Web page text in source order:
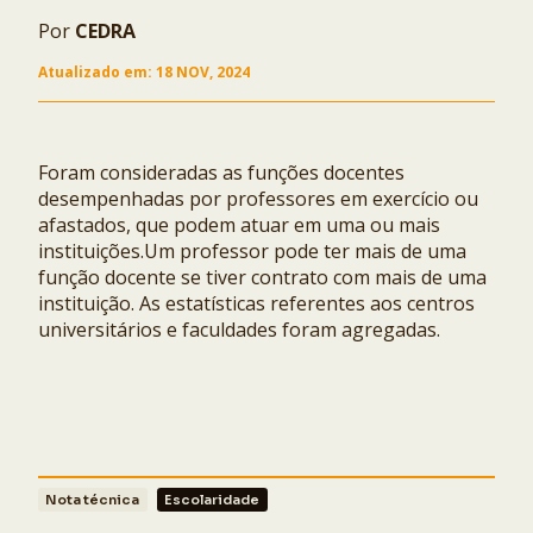
COPIAR
Ocultar
Por CEDRA
Atualizado em: 18 NOV, 2024
Foram consideradas as funções docentes
desempenhadas por professores em exercício ou
afastados, que podem atuar em uma ou mais
instituições.Um professor pode ter mais de uma
função docente se tiver contrato com mais de uma
instituição. As estatísticas referentes aos centros
universitários e faculdades foram agregadas.
Nota técnica Escolaridade